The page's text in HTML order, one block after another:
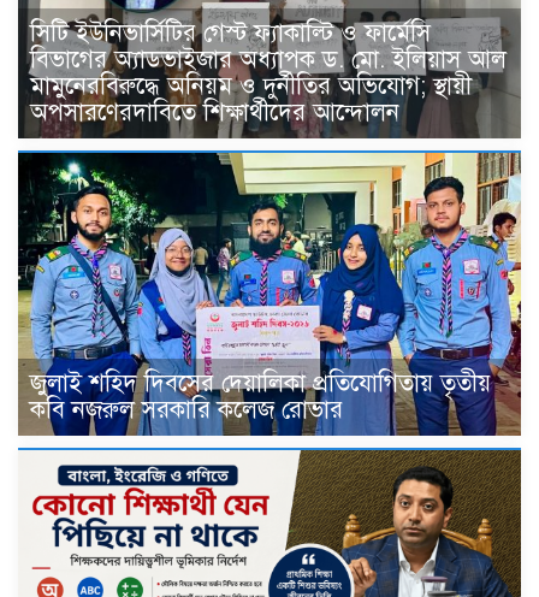
সিটি ইউনিভার্সিটির গেস্ট ফ্যাকাল্টি ও ফার্মেসি
বিভাগের অ্যাডভাইজার অধ্যাপক ড. মো. ইলিয়াস আল
মামুনেরবিরুদ্ধে অনিয়ম ও দুর্নীতির অভিযোগ; স্থায়ী
অপসারণেরদাবিতে শিক্ষার্থীদের আন্দোলন
জুলাই শহিদ দিবসের দেয়ালিকা প্রতিযোগিতায় তৃতীয়
কবি নজরুল সরকারি কলেজ রোভার